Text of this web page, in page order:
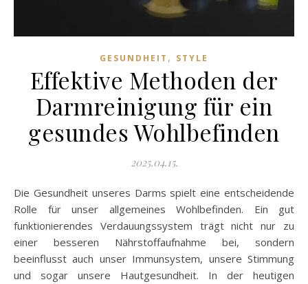
GESUNDHEIT , STYLE
Effektive Methoden der
Darmreinigung für ein
gesundes Wohlbefinden
2025.04.15.
Die Gesundheit unseres Darms spielt eine entscheidende
Rolle für unser allgemeines Wohlbefinden. Ein gut
funktionierendes Verdauungssystem trägt nicht nur zu
einer besseren Nährstoffaufnahme bei, sondern
beeinflusst auch unser Immunsystem, unsere Stimmung
und sogar unsere Hautgesundheit. In der heutigen